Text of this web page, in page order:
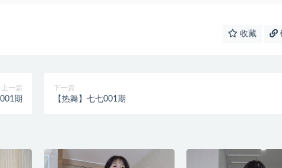
收藏
上一篇
期
下一篇
【热舞】七七001期